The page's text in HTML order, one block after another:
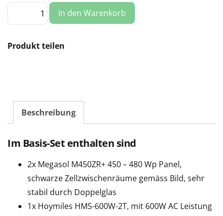
Balkonkraftwerk
960
&
In den Warenkorb
Produkt teilen
Beschreibung
Im Basis-Set enthalten sind
2x Megasol M450ZR+ 450 – 480 Wp Panel,
schwarze Zellzwischenräume gemäss Bild, sehr
stabil durch Doppelglas
1x Hoymiles HMS-600W-2T, mit 600W AC Leistung